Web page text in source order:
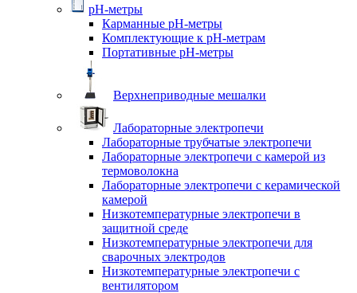
pH-метры
Карманные pH-метры
Комплектующие к pH-метрам
Портативные pH-метры
Верхнеприводные мешалки
Лабораторные электропечи
Лабораторные трубчатые электропечи
Лабораторные электропечи с камерой из
термоволокна
Лабораторные электропечи с керамической
камерой
Низкотемпературные электропечи в
защитной среде
Низкотемпературные электропечи для
cварочных электродов
Низкотемпературные электропечи с
вентилятором